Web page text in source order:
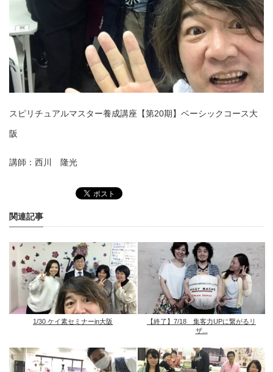
スピリチュアルマスター養成講座【第20期】ベーシックコース大
阪
講師：西川 隆光
関連記事
1/30 ケイ素セミナーin大阪
【終了】7/18 集客力UPに繋がるリ
ザ...